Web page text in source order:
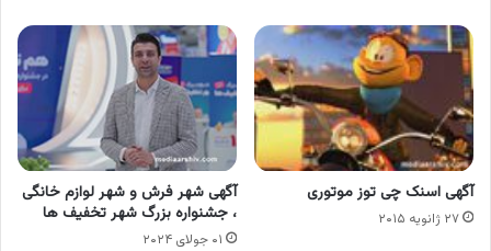
آگهی اسنک چی توز موتوری
۲۷ ژانویه ۲۰۱۵
آگهی شهر فرش و شهر لوازم خانگی
، جشنواره بزرگ شهر تخفیف ها
۰۱ جولای ۲۰۲۴